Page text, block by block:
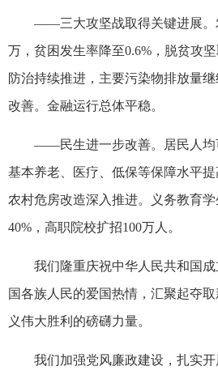
——三大攻坚战取得关键进展。
万，贫困发生率降至0.6%，脱贫攻
防治持续推进，主要污染物排放量
改善。金融运行总体平稳。
——民生进一步改善。居民人均
基本养老、医疗、低保等保障水平
农村危房改造深入推进。义务教育
40%，高职院校扩招100万人。
我们隆重庆祝中华人民共和国
国各族人民的爱国热情，汇聚起夺
义伟大胜利的磅礴力量。
我们加强党风廉政建设，扎实